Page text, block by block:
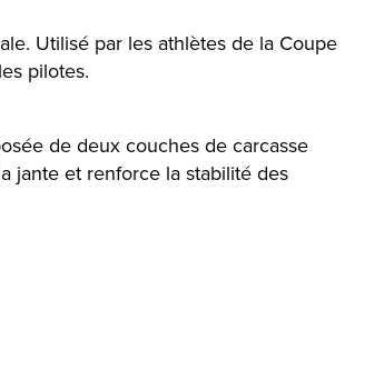
Utilisé par les athlètes de la Coupe
pilotes.
de deux couches de carcasse
jante et renforce la stabilité des